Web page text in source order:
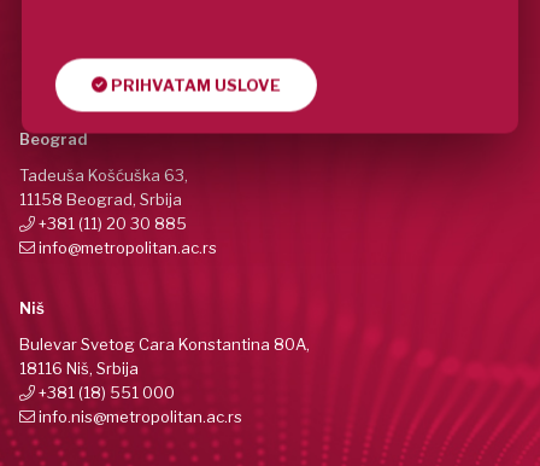
Beograd
Tadeuša Košćuška 63,
11158 Beograd, Srbija
+381 (11) 20 30 885
info@metropolitan.ac.rs
Niš
Bulevar Svetog Cara Konstantina 80A,
18116 Niš, Srbija
+381 (18) 551 000
info.nis@metropolitan.ac.rs
PRIHVATAM USLOVE